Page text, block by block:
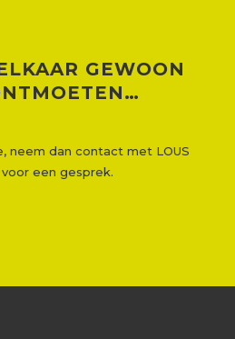
GEWOON
neem dan contact met LOUS
een gesprek.